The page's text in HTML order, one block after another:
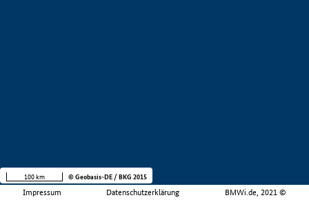
Impressum Datenschutzerklärung BMWi.de, 2021 ©
100 km © Geobasis-DE / BKG 2015